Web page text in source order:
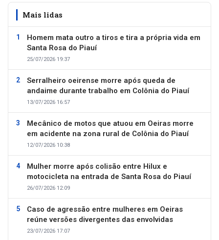
Mais lidas
Homem mata outro a tiros e tira a própria vida em
Santa Rosa do Piauí
25/07/2026 19:37
Serralheiro oeirense morre após queda de
andaime durante trabalho em Colônia do Piauí
13/07/2026 16:57
Mecânico de motos que atuou em Oeiras morre
em acidente na zona rural de Colônia do Piauí
12/07/2026 10:38
Mulher morre após colisão entre Hilux e
motocicleta na entrada de Santa Rosa do Piauí
26/07/2026 12:09
Caso de agressão entre mulheres em Oeiras
reúne versões divergentes das envolvidas
23/07/2026 17:07